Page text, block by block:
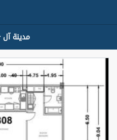
عقارات للبيع (12441)
شقة
1,350,000 درهم
مدينة آل Mataar